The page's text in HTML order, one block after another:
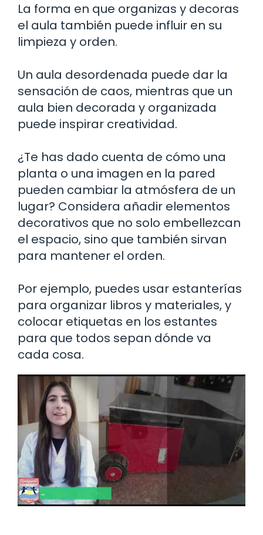
La forma en que organizas y decoras
el aula también puede influir en su
limpieza y orden.
Un aula desordenada puede dar la
sensación de caos, mientras que un
aula bien decorada y organizada
puede inspirar creatividad.
¿Te has dado cuenta de cómo una
planta o una imagen en la pared
pueden cambiar la atmósfera de un
lugar? Considera añadir elementos
decorativos que no solo embellezcan
el espacio, sino que también sirvan
para mantener el orden.
Por ejemplo, puedes usar estanterías
para organizar libros y materiales, y
colocar etiquetas en los estantes
para que todos sepan dónde va
cada cosa.